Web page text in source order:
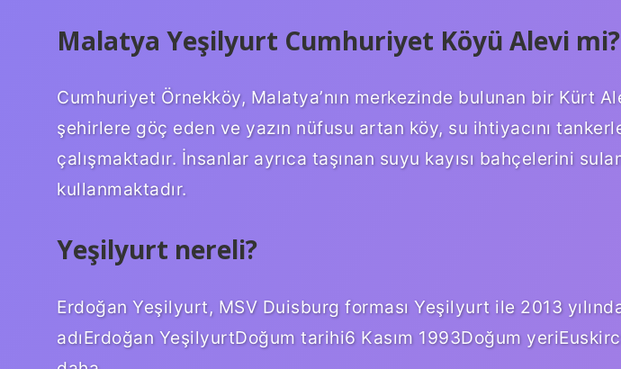
Malatya Yeşilyurt Cumhuriyet Köyü Alevi mi?
Cumhuriyet Örnekköy, Malatya’nın merkezinde bulunan bir Kürt
şehirlere göç eden ve yazın nüfusu artan köy, su ihtiyacını
çalışmaktadır. İnsanlar ayrıca taşınan suyu kayısı bahçelerini
kullanmaktadır.
Yeşilyurt nereli?
Erdoğan Yeşilyurt, MSV Duisburg forması Yeşilyurt ile 2013
adıErdoğan YeşilyurtDoğum tarihi6 Kasım 1993Doğum